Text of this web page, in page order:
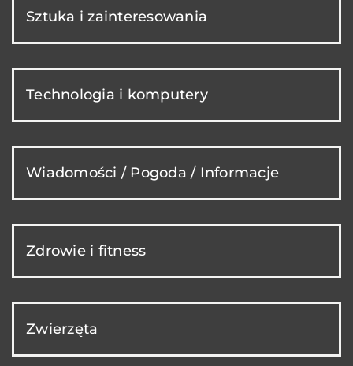
Sztuka i zainteresowania
Technologia i komputery
Wiadomości / Pogoda / Informacje
Zdrowie i fitness
Zwierzęta